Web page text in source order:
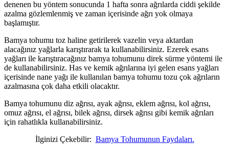
denenen bu yöntem sonucunda 1 hafta sonra ağrılarda ciddi şekilde
azalma gözlemlenmiş ve zaman içerisinde ağrı yok olmaya
başlamıştır.
Bamya tohumu toz haline getirilerek vazelin veya aktardan
alacağınız yağlarla karıştırarak ta kullanabilirsiniz. Ezerek esans
yağları ile karıştıracağınız bamya tohumunu direk sürme yöntemi ile
de kullanabilirsiniz. Has ve kemik ağrılarına iyi gelen esans yağları
içerisinde nane yağı ile kullanılan bamya tohumu tozu çok ağrıların
azalmasına çok daha etkili olacaktır.
Bamya tohumunu diz ağrısı, ayak ağrısı, eklem ağrısı, kol ağrısı,
omuz ağrısı, el ağrısı, bilek ağrısı, dirsek ağrısı gibi kemik ağrıları
için rahatlıkla kullanabilirsiniz.
İlginizi Çekebilir: Bamya Tohumunun Faydaları.